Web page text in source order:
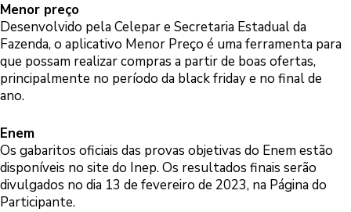
Menor preço
Desenvolvido pela Celepar e Secretaria Estadual da
Fazenda, o aplicativo Menor Preço é uma ferramenta para
que possam realizar compras a partir de boas ofertas,
principalmente no período da black friday e no final de
ano.
Enem
Os gabaritos oficiais das provas objetivas do Enem estão
disponíveis no site do Inep. Os resultados finais serão
divulgados no dia 13 de fevereiro de 2023, na Página do
Participante.